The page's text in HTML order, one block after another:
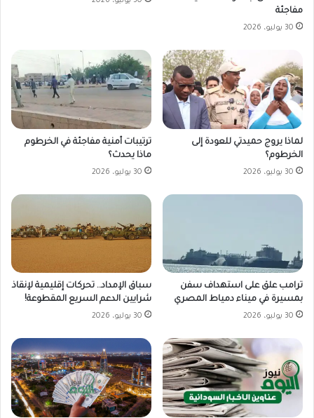
مفاجئة
30 يوليو، 2026
لماذا يروج حميدتي للعودة إلى
الخرطوم؟
30 يوليو، 2026
ترتيبات أمنية مفاجئة في الخرطوم
ماذا يحدث؟
30 يوليو، 2026
ترامب علق على استهداف سفن
بمسيرة في ميناء دمياط المصري
30 يوليو، 2026
سباق الإمداد.. تحركات إقليمية لإنقاذ
شرايين الدعم السريع المقطوعة!
30 يوليو، 2026